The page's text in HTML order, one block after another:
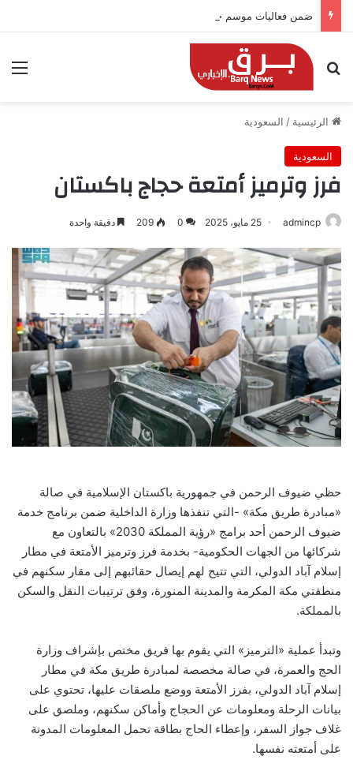
بحث عن
الرئيسية / السعودية
السعودية
فرز وترميز أمتعة حجاج باكستان
admincp 25 مايو، 2025 0
209 دقيقة واحدة
حظي ضيوف الرحمن في جمهورية باكستان الإسلامية في صالة
«مبادرة طريق مكة» -التي تنفذها وزارة الداخلية ضمن برنامج خدمة
ضيوف الرحمن أحد برامج «رؤية المملكة 2030» بالتعاون مع
شركائها من الجهات الحكومية- بخدمة فرز وترميز الأمتعة في مطار
إسلام آباد الدولي، التي تتيح لهم إيصال حقائبهم إلى مقار سكنهم في
منطقتي مكة المكرمة والمدينة المنورة، وفق ترتيبات النقل والسكن
بالمملكة.
وتبدأ عملية «الترميز» التي يقوم بها فريق مختص بإشراف وزارة
الحج والعمرة، في صالة مخصصة لمبادرة طريق مكة في مطار
إسلام آباد الدولي، بفرز الأمتعة ووضع ملصقات عليها، تحتوي على
بيانات الرحلة ومعلومات عن الحجاج وأماكن سكنهم، وملصق على
غلاف جواز السفر، وإعطاء الحاج بطاقة تحمل المعلومات المدونة
على أمتعته نفسها.